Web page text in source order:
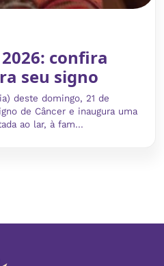
confira
seu signo
deste domingo, 21 de
de Câncer e inaugura uma
ao lar, à fam...